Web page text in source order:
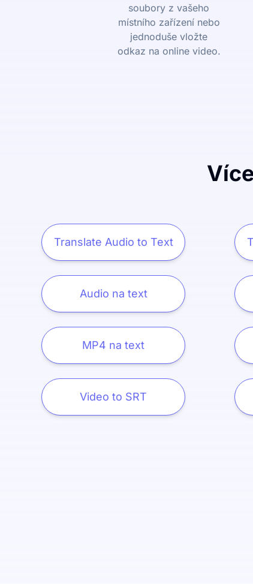
soubory z vašeho
místního zařízení nebo
jednoduše vložte
odkaz na online video.
Translate Audio to Text
Audio na text
MP4 na text
Video to SRT